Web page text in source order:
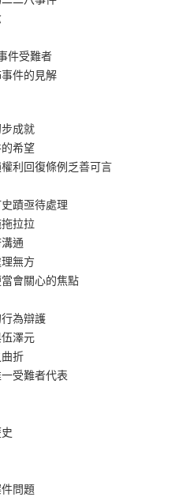
件受難者
件的見解
成就
希望
利回復條例乏善可言
蹟亟待處理
拉拉
通
無方
會關心的焦點
為辯護
澤元
折
受難者代表
問題